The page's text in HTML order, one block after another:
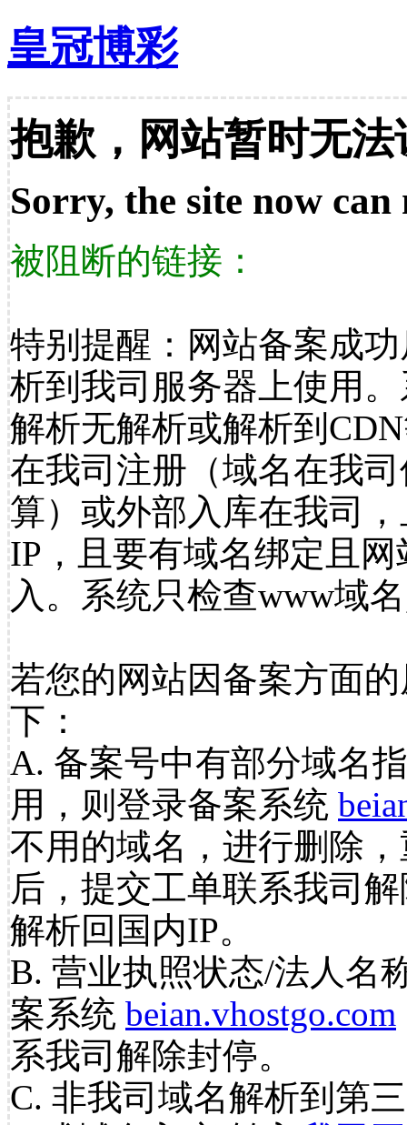
皇冠博彩
抱歉，网站暂时无法
Sorry, the site now can
被阻断的链接：
特别提醒：网站备案成
析到我司服务器上使用
解析无解析或解析到
在我司注册（域名在我
算）或外部入库在我司
IP，且要有域名绑定且
入。系统只检查www域
若您的网站因备案方面
下：
A. 备案号中有部分域名
用，则登录备案系统
不用的域名，进行删除
后，提交工单联系我司
解析回国内IP。
B. 营业执照状态/法人名
案系统 beian.vhostgo.com
系我司解除封停。
C. 非我司域名解析到第